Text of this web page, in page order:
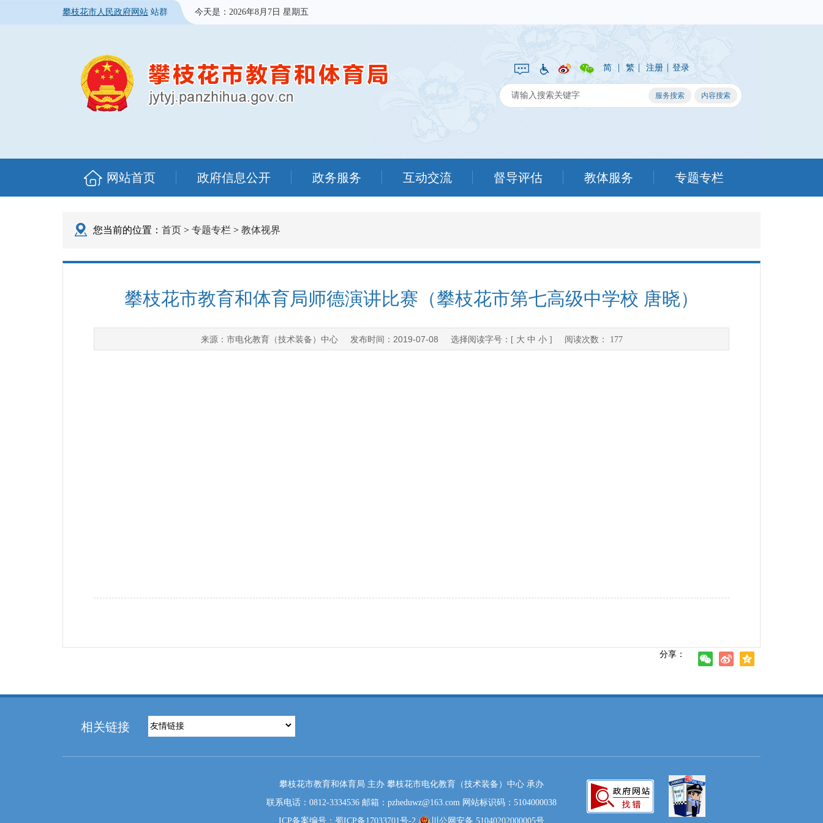
攀枝花市人民政府网站 站群 今天是： 2026年8月7日 星期五
简 | 繁 | 注册 | 登录
网站首页 政府信息公开 政务服务 互动交流 督导评估 教体服务 专题专栏
您当前的位置： 首页 > 专题专栏 > 教体视界
攀枝花市教育和体育局师德演讲比赛（攀枝花市第七高级中学校 唐晓）
来源： 市电化教育（技术装备）中心发布时间： 2019-07-08 选择阅读字号：[ 大 中 小] 阅读次数： 177
分享：
相关链接
攀枝花市教育和体育局 主办 攀枝花市电化教育（技术装备）中心 承办
联系电话：0812-3334536 邮箱：pzheduwz@163.com 网站标识码：5104000038
ICP备案编号：蜀ICP备17033701号-2
川公网安备 51040202000005号